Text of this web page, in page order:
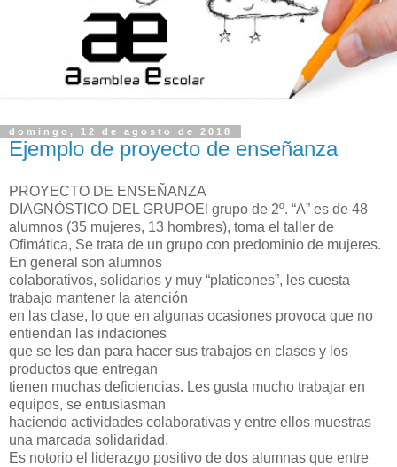
domingo, 12 de agosto de 2018
Ejemplo de proyecto de enseñanza
PROYECTO DE ENSEÑANZA
DIAGNÓSTICO DEL GRUPOEl grupo de 2º. “A” es de 48
alumnos (35 mujeres, 13 hombres), toma el taller de
Ofimática, Se trata de un grupo con predominio de mujeres.
En general son alumnos
colaborativos, solidarios y muy “platicones”, les cuesta
trabajo mantener la atención
en las clase, lo que en algunas ocasiones provoca que no
entiendan las indaciones
que se les dan para hacer sus trabajos en clases y los
productos que entregan
tienen muchas deficiencias. Les gusta mucho trabajar en
equipos, se entusiasman
haciendo actividades colaborativas y entre ellos muestras
una marcada solidaridad.
Es notorio el liderazgo positivo de dos alumnas que entre